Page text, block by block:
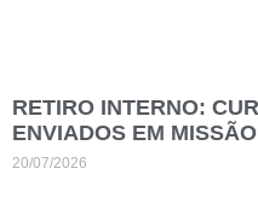
RETIRO INTERNO:
ENVIADOS EM MISSÃO
20/07/2026